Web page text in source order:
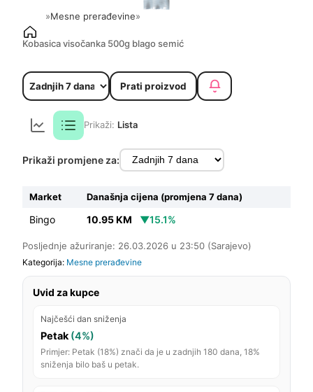
»Mesne prerađevine»
Kobasica visočanka 500g blago semić
Prati proizvod
Prikaži: Lista
Prikaži promjene za:
Market Današnja cijena (promjena 7 dana)
Bingo 10.95 KM ▼15.1%
Posljednje ažuriranje: 26.03.2026 u 23:50 (Sarajevo)
Kategorija: Mesne prerađevine
Uvid za kupce
Najčešći dan sniženja
Petak (4%)
Primjer: Petak (18%) znači da je u zadnjih 180 dana, 18%
sniženja bilo baš u petak.